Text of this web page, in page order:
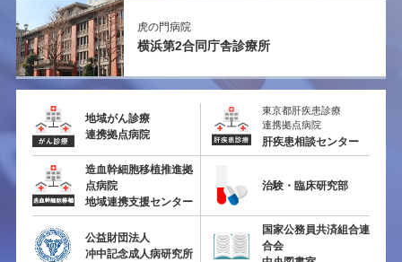
虎の門病院
横浜第2合同庁舎診療所
地域がん診療
連携拠点病院
東京都肝疾患診療
連携拠点病院
肝疾患相談センター
造血幹細胞移植推進拠
点病院
地域連携支援センター
治験・臨床研究部
公益財団法人
冲中記念成人病研究所
国家公務員共済組合連
合会